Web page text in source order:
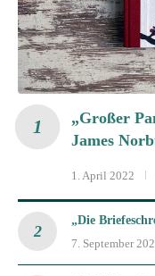
„Großer
James
1. April 2022
„Die
7. September